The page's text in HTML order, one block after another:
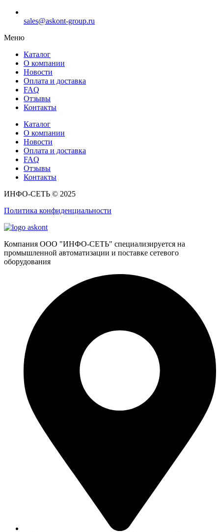
sales@askont-group.ru
Меню
Каталог
О компании
Новости
Оплата и доставка
FAQ
Отзывы
Контакты
Каталог
О компании
Новости
Оплата и доставка
FAQ
Отзывы
Контакты
ИНФО-СЕТЬ © 2025
Политика конфиденциальности
Компания ООО "ИНФО-СЕТЬ" специализируется на
промышленной автоматизации и поставке сетевого
оборудования